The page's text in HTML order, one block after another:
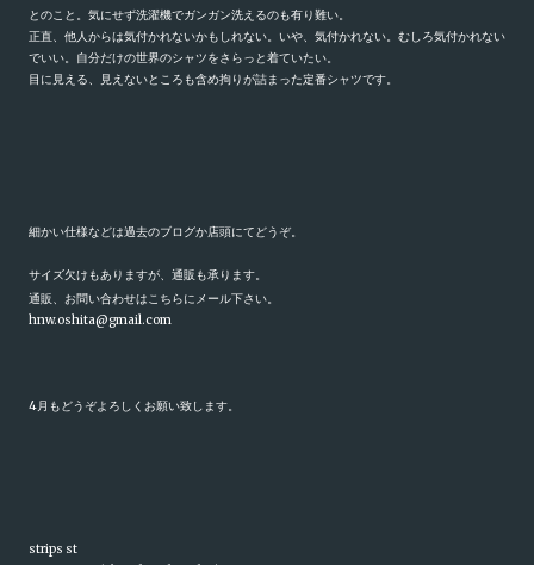
とのこと。 気にせず洗濯機でガンガン洗えるのも有り難い。
正直、他人からは気付かれないかもしれない。いや、気付かれない。むしろ気付かれない
でいい。自分だけの世界のシャツをさらっと着ていたい。
目に見える、見えないところも含め拘りが詰まった定番シャツです。
細かい仕様などは過去のブログか店頭にてどうぞ。
サイズ欠けもありますが、通販も承ります。
通販、お問い合わせはこちらにメール下さい。
hnw.oshita@gmail.com
4月もどうぞよろしくお願い致します。
strips st